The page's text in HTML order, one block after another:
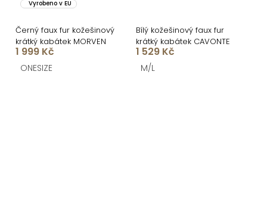
Vyrobeno v EU
Černý faux fur kožešinový
krátký kabátek MORVEN
1 999 Kč
ONESIZE
Bílý kožešinový faux fur
krátký kabátek CAVONTE
1 529 Kč
M/L